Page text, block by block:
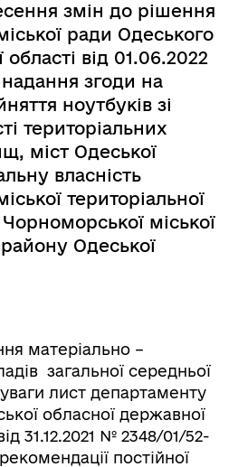
змін до рішення
ради Одеського
від 01.06.2022
згоди на
ноутбуків зі
територіальних
міст Одеської
власність
територіальної
міської
Одеської
матеріально –
загальної середньої
лист департаменту
обласної державної
31.12.2021 № 2348/01/52-
постійної